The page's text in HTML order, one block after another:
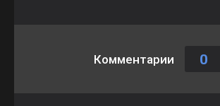
Комментарии 0